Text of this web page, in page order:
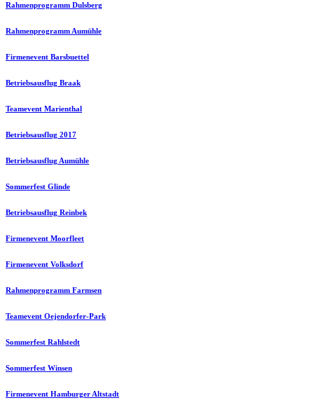
Rahmenprogramm Dulsberg
Rahmenprogramm Aumühle
Firmenevent Barsbuettel
Betriebsausflug Braak
Teamevent Marienthal
Betriebsausflug 2017
Betriebsausflug Aumühle
Sommerfest Glinde
Betriebsausflug Reinbek
Firmenevent Moorfleet
Firmenevent Volksdorf
Rahmenprogramm Farmsen
Teamevent Oejendorfer-Park
Sommerfest Rahlstedt
Sommerfest Winsen
Firmenevent Hamburger Altstadt